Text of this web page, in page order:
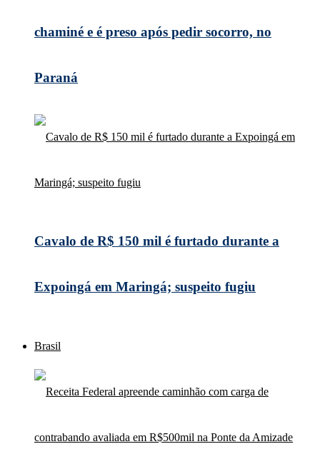
chaminé e é preso após pedir socorro, no
Paraná
Cavalo de R$ 150 mil é furtado durante a
Expoingá em Maringá; suspeito fugiu
Brasil